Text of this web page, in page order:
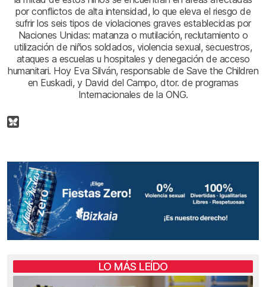
por conflictos de alta intensidad, lo que eleva el riesgo de
sufrir los seis tipos de violaciones graves establecidas por
Naciones Unidas: matanza o mutilación, reclutamiento o
utilización de niños soldados, violencia sexual, secuestros,
ataques a escuelas u hospitales y denegación de acceso
humanitari. Hoy Eva Silván, responsable de Save the Children
en Euskadi, y David del Campo, dtor. de programas
Internacionales de la ONG.
LO MÁS LEÍDO